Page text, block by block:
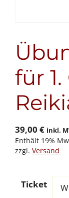
für
39,00 € inkl.
Enthält 19%
zzgl. Versand
Ticket